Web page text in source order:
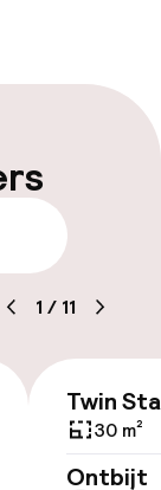
terrein
1 / 11
Twin
30 m²
Ontbijt